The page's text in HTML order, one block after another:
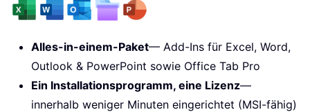
Alles-in-einem-Paket— Add-Ins für Excel, Word,
Outlook & PowerPoint sowie Office Tab Pro
Ein Installationsprogramm, eine Lizenz—
innerhalb weniger Minuten eingerichtet (MSI-fähig)